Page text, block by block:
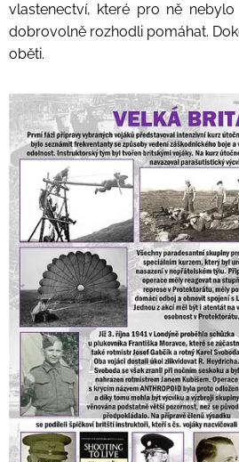
vlastenectví, které pro ně
dobrovolně rozhodli pomáhat.
oběti.